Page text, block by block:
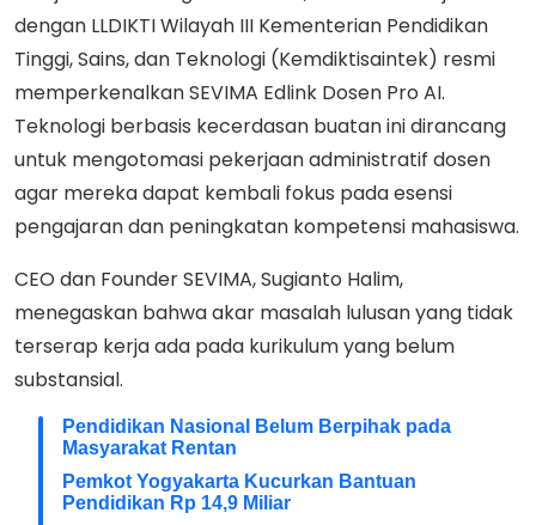
dengan LLDIKTI Wilayah III Kementerian Pendidikan
Tinggi, Sains, dan Teknologi (Kemdiktisaintek) resmi
memperkenalkan SEVIMA Edlink Dosen Pro AI.
Teknologi berbasis kecerdasan buatan ini dirancang
untuk mengotomasi pekerjaan administratif dosen
agar mereka dapat kembali fokus pada esensi
pengajaran dan peningkatan kompetensi mahasiswa.
CEO dan Founder SEVIMA, Sugianto Halim,
menegaskan bahwa akar masalah lulusan yang tidak
terserap kerja ada pada kurikulum yang belum
substansial.
Pendidikan Nasional Belum Berpihak pada
Masyarakat Rentan
Pemkot Yogyakarta Kucurkan Bantuan
Pendidikan Rp 14,9 Miliar